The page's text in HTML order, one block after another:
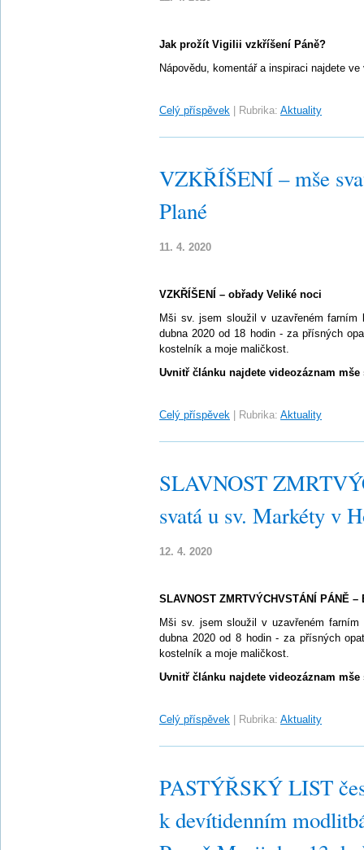
Jak prožít Vigilii vzkříšení Páně?
Nápovědu, komentář a inspiraci najdete
Celý příspěvek Rubrika: Aktuality
VZKŘÍŠENÍ – mše
Plané
11. 4. 2020
VZKŘÍŠENÍ – obřady Veliké noci
Mši sv. jsem sloužil v uzavřeném
dubna 2020 od 18 hodin - za přísných
kostelník a moje maličkost.
Uvnitř článku najdete videozáznam mše
Celý příspěvek Rubrika: Aktuality
SLAVNOST
svatá u sv. Markéty v
12. 4. 2020
SLAVNOST ZMRTVÝCHVSTÁNÍ PÁNĚ
Mši sv. jsem sloužil v uzavřeném
dubna 2020 od 8 hodin - za přísných
kostelník a moje maličkost.
Uvnitř článku najdete videozáznam mše
Celý příspěvek Rubrika: Aktuality
PASTÝŘSKÝ LIST
k devítidenním